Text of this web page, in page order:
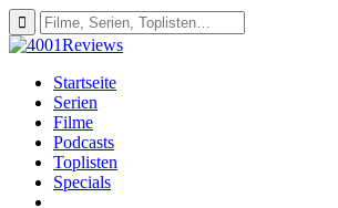
Startseite
Serien
Filme
Podcasts
Toplisten
Specials